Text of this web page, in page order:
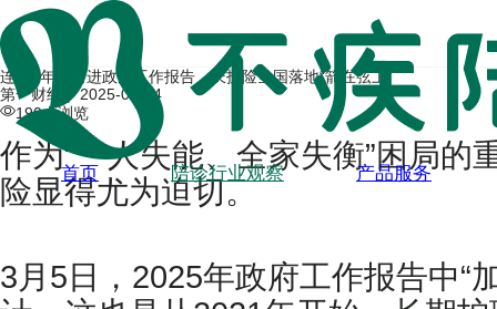
首页 陪诊行业观察 产品服务
连续5年被写进政府工作报告，长护险全国落地“箭在弦上”
第一财经 |2025-03-04
190人浏览
作为“一人失能、全家失衡”困局的
险显得尤为迫切。
3月5日，2025年政府工作报告中“